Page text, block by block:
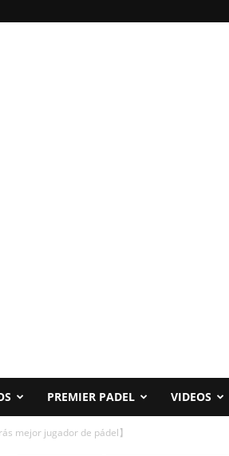
PREMIER PADEL VIDEOS
mejor jugador de pádel】